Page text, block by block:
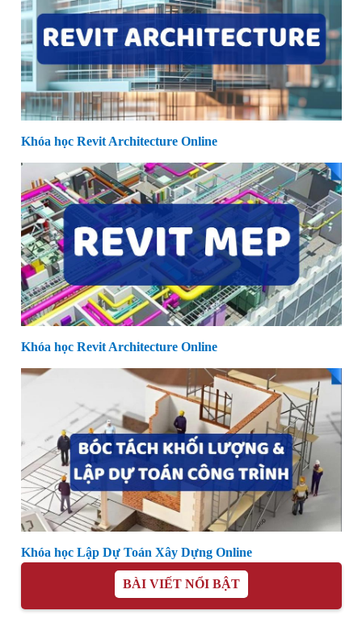
Khóa học Revit Architecture Online
Khóa học Revit Architecture Online
Khóa học Lập Dự Toán Xây Dựng Online
BÀI VIẾT NỔI BẬT